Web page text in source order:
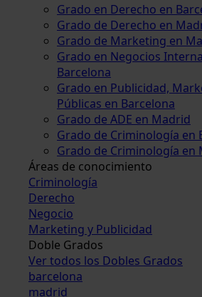
Grado en Derecho en
Grado de Derecho en
Grado de Marketing en
Grado en Negocios
Barcelona
Grado en Publicidad,
Públicas en Barcelona
Grado de ADE en Madrid
Grado de Criminología en
Grado de Criminología en
Áreas de conocimiento
Criminología
Derecho
Negocio
Marketing y Publicidad
Doble Grados
Ver todos los Dobles Grados
barcelona
madrid